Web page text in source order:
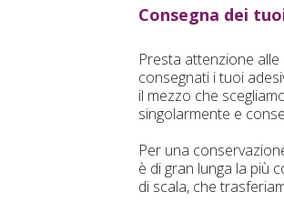
Consegna dei
Presta attenzione
consegnati i tuoi
il mezzo che
singolarmente e
Per una
è di gran lunga la più
di scala, che